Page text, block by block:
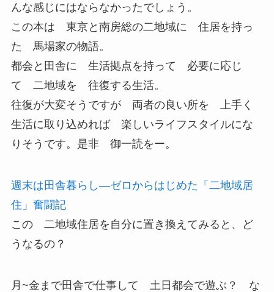
んな感じにはならなかったでしょう。
この本は 東京と南房総の二地域に 住居を持っ
た 馬場家の物語。
都会と田舎に 生活拠点を持って 必要に応じ
て 二地域を 往復する生活。
往復が大変そうですが 両者の良い所を 上手く
生活に取り込めれば 楽しいライフスタイルにな
りそうです。是非 御一読をー。
週末は田舎暮らし—ゼロからはじめた「二地域居
住」奮闘記
この 二地域住居を自分に置き換えてみると、ど
うなるの？
月~金まで田舎で仕事して 土日都会で遊ぶ？ な